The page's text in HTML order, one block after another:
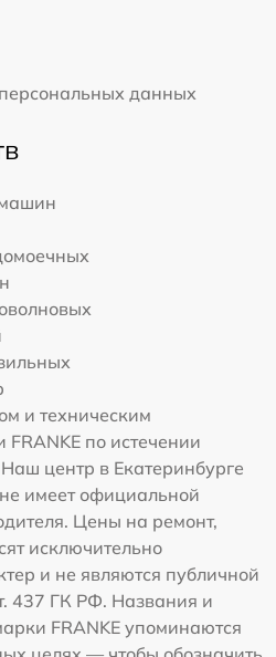
данных
и техническим
по истечении
центр в Екатеринбурге
имеет официальной
Цены на ремонт,
исключительно
и не являются публичной
437 ГК РФ. Названия и
FRANKE упоминаются